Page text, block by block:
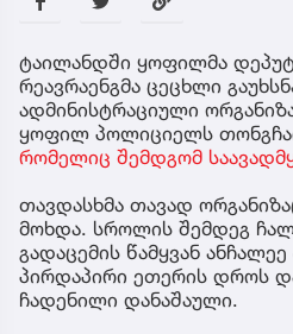
ტაილანდში ყოფილმა
რეავრაენგმა ცეცხლი
ადმინისტრაციული
ყოფილ პოლიციელს
რომელიც შემდგომ
თავდასხმა თავად
მოხდა. სროლის შემდეგ
გადაცემის წამყვან
პირდაპირი ეთერის დროს
ჩადენილი დანაშაული.